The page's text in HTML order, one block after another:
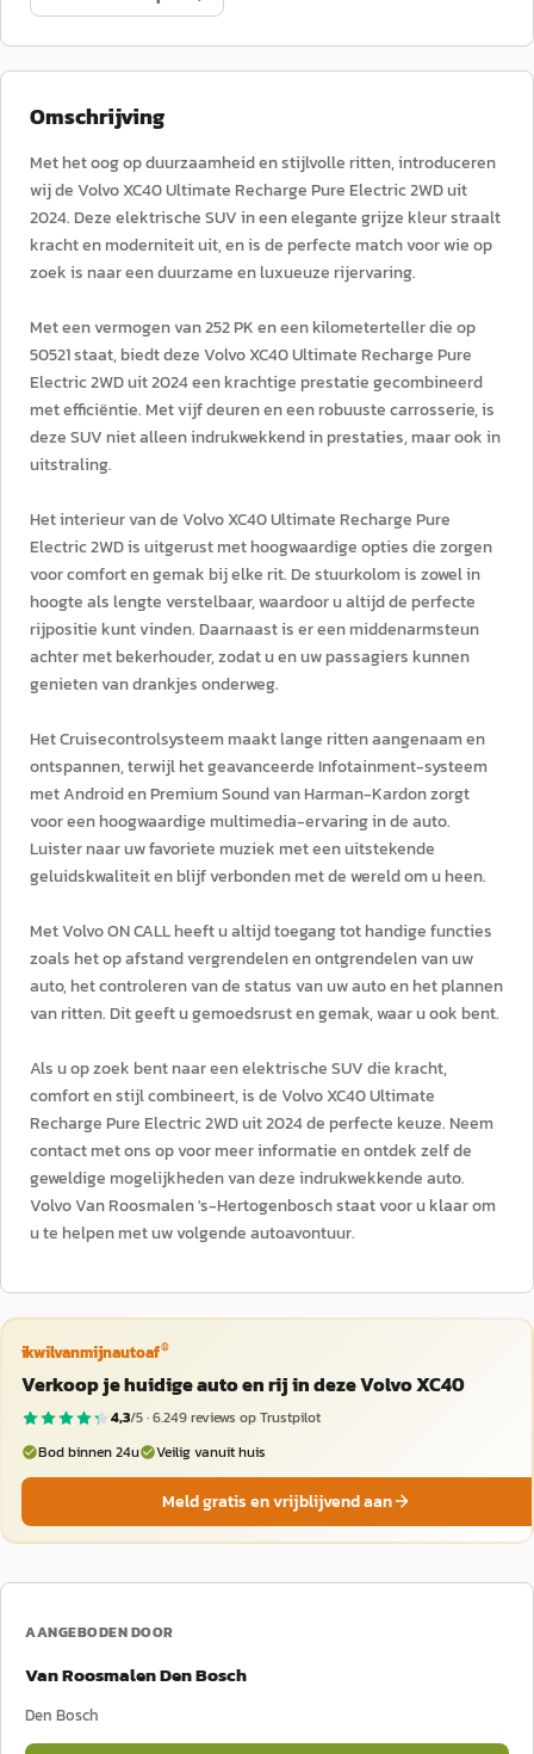
Omschrijving
Met het oog op duurzaamheid en stijlvolle ritten, introduceren
wij de Volvo XC40 Ultimate Recharge Pure Electric 2WD uit
2024. Deze elektrische SUV in een elegante grijze kleur straalt
kracht en moderniteit uit, en is de perfecte match voor wie op
zoek is naar een duurzame en luxueuze rijervaring.
Met een vermogen van 252 PK en een kilometerteller die op
50521 staat, biedt deze Volvo XC40 Ultimate Recharge Pure
Electric 2WD uit 2024 een krachtige prestatie gecombineerd
met efficiëntie. Met vijf deuren en een robuuste carrosserie, is
deze SUV niet alleen indrukwekkend in prestaties, maar ook in
uitstraling.
Het interieur van de Volvo XC40 Ultimate Recharge Pure
Electric 2WD is uitgerust met hoogwaardige opties die zorgen
voor comfort en gemak bij elke rit. De stuurkolom is zowel in
hoogte als lengte verstelbaar, waardoor u altijd de perfecte
rijpositie kunt vinden. Daarnaast is er een middenarmsteun
achter met bekerhouder, zodat u en uw passagiers kunnen
genieten van drankjes onderweg.
Het Cruisecontrolsysteem maakt lange ritten aangenaam en
ontspannen, terwijl het geavanceerde Infotainment-systeem
met Android en Premium Sound van Harman-Kardon zorgt
voor een hoogwaardige multimedia-ervaring in de auto.
Luister naar uw favoriete muziek met een uitstekende
geluidskwaliteit en blijf verbonden met de wereld om u heen.
Met Volvo ON CALL heeft u altijd toegang tot handige functies
zoals het op afstand vergrendelen en ontgrendelen van uw
auto, het controleren van de status van uw auto en het plannen
van ritten. Dit geeft u gemoedsrust en gemak, waar u ook bent.
Als u op zoek bent naar een elektrische SUV die kracht,
comfort en stijl combineert, is de Volvo XC40 Ultimate
Recharge Pure Electric 2WD uit 2024 de perfecte keuze. Neem
contact met ons op voor meer informatie en ontdek zelf de
geweldige mogelijkheden van deze indrukwekkende auto.
Volvo Van Roosmalen 's-Hertogenbosch staat voor u klaar om
u te helpen met uw volgende autoavontuur.
ikwilvanmijnautoaf®
Verkoop je huidige auto en rij in deze Volvo XC40
4,3/5 ·6.249reviews op Trustpilot
Bod binnen 24u
Veilig vanuit huis
Meld gratis en vrijblijvend aan
AANGEBODEN DOOR
Van Roosmalen Den Bosch
Den Bosch